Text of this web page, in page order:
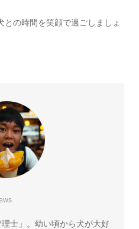
の時間を笑顔で過ごしましょ
士」。幼い頃から犬が大好